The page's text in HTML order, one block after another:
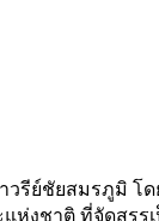
รีย์ชัยสมรภูมิ โ
ห่งชาติ ที่จัดส